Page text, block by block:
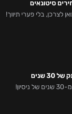
סיטונאים
לצרכן, בלי פערי תיווך!
30 שנים